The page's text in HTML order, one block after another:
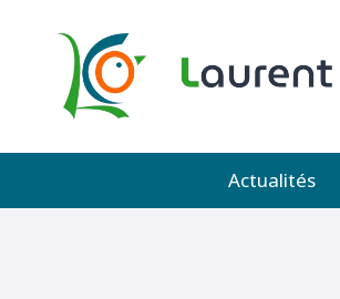
Actualités